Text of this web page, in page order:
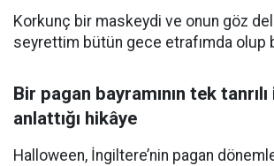
Korkunç bir maskeydi ve onun göz
seyrettim bütün gece etrafımda olup
Bir pagan bayramının tek
anlattığı hikâye
Halloween, İngiltere’nin pagan